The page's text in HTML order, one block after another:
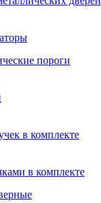
пороги
в комплекте
в комплекте